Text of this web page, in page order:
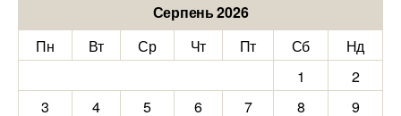
Серпень 2026
Пн
Вт Ср Чт Пт Сб
Нд
1
2
3
4 5 6 7 8 9